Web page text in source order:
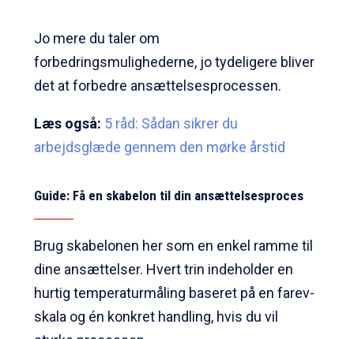
Jo mere du taler om
forbedringsmulighederne, jo tydeligere bliver
det at forbedre ansættelsesprocessen.
Læs også: 5 råd: Sådan sikrer du
arbejdsglæde gennem den mørke årstid
Guide: Få en skabelon til din ansættelsesproces
Brug skabelonen her som en enkel ramme til
dine ansættelser. Hvert trin indeholder en
hurtig temperaturmåling baseret på en farev-
skala og én konkret handling, hvis du vil